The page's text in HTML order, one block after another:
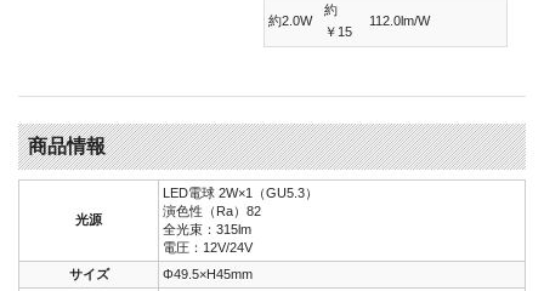
約2.0W
約
￥15
112.0lm/W
商品情報
光源
LED電球 2W×1（GU5.3）
演色性（Ra）82
全光束：315lm
電圧：12V/24V
サイズ
Φ49.5×H45mm